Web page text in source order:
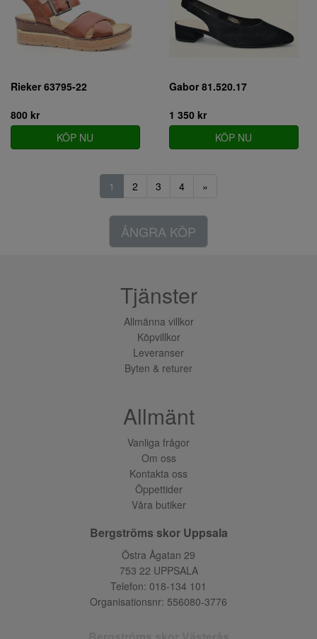
Rieker 63795-22
800 kr
KÖP NU
Gabor 81.520.17
1 350 kr
KÖP NU
1 2 3 4 »
ÅNGRA KÖP
Tjänster
Allmänna villkor
Köpvillkor
Leveranser
Byten & returer
Allmänt
Vanliga frågor
Om oss
Kontakta oss
Öppettider
Våra butiker
Bergströms skor Uppsala
Östra Ågatan 29
753 22 UPPSALA
Telefon: 018-134 101
Organisationsnr: 556080-3776